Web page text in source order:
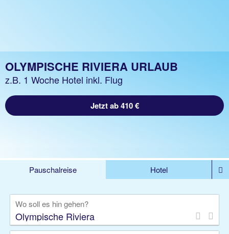
OLYMPISCHE RIVIERA URLAUB
z.B. 1 Woche Hotel inkl. Flug
Jetzt ab 410 €
Pauschalreise
Hotel
Kreuzfahrten
Rundreisen
Privattransfer
Zusatzleistungen
Wo soll es hin gehen?